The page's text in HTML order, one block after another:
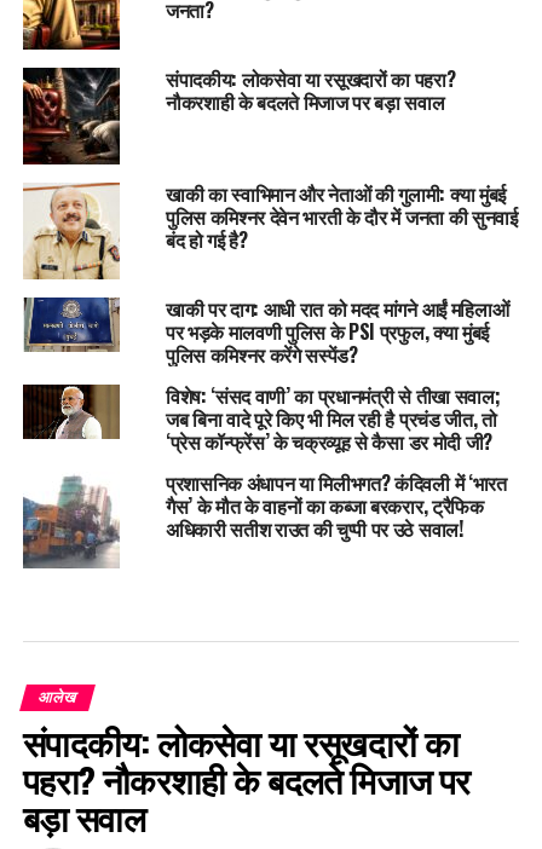
जनता?
संपादकीय: लोकसेवा या रसूखदारों का पहरा?
नौकरशाही के बदलते मिजाज पर बड़ा सवाल
खाकी का स्वाभिमान और नेताओं की गुलामी: क्या मुंबई
पुलिस कमिश्नर देवेन भारती के दौर में जनता की सुनवाई
बंद हो गई है?
खाकी पर दाग: आधी रात को मदद मांगने आईं महिलाओं
पर भड़के मालवणी पुलिस के PSI प्रफुल, क्या मुंबई
पुलिस कमिश्नर करेंगे सस्पेंड?
विशेष: ‘संसद वाणी’ का प्रधानमंत्री से तीखा सवाल;
जब बिना वादे पूरे किए भी मिल रही है प्रचंड जीत, तो
‘प्रेस कॉन्फ्रेंस’ के चक्रव्यूह से कैसा डर मोदी जी?
प्रशासनिक अंधापन या मिलीभगत? कंदिवली में ‘भारत
गैस’ के मौत के वाहनों का कब्जा बरकरार, ट्रैफिक
अधिकारी सतीश राउत की चुप्पी पर उठे सवाल!
आलेख
संपादकीय: लोकसेवा या रसूखदारों का
पहरा? नौकरशाही के बदलते मिजाज पर
बड़ा सवाल